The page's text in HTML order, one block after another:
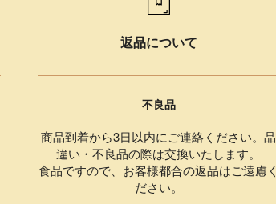
返品について
不良品
商品到着から3日以内にご連絡ください。品
違い・不良品の際は交換いたします。
食品ですので、お客様都合の返品はご遠慮く
ださい。